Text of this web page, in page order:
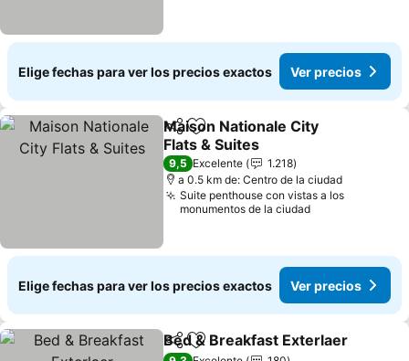
Elige fechas para ver los precios exactos Ver precios
CompartirAgregar a favoritos
Maison Nationale City
Flats & Suites
9,5 Excelente
1.218
a 0.5 km de: Centro de la ciudad
Suite penthouse con vistas a los
monumentos de la ciudad
Elige fechas para ver los precios exactos Ver precios
CompartirAgregar a favoritos
Bed & Breakfast Exterlaer